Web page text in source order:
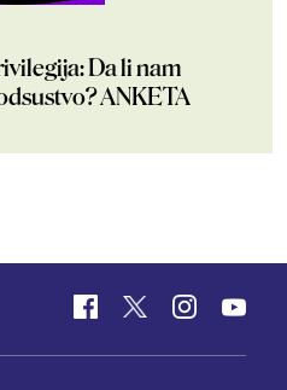
Da li nam
ANKETA